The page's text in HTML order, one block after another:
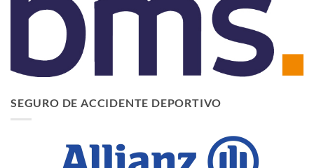
SEGURO DE ACCIDENTE DEPORTIVO